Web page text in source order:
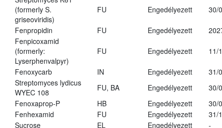
(formerly S.
griseoviridis)
FU Engedélyezett 30/
Fenpropidin FU Engedélyezett
Fenpicoxamid
(formerly:
Lyserphenvalpyr)
FU Engedélyezett 11/
Fenoxycarb IN Engedélyezett
31/
Streptomyces lydicus
WYEC 108
FU, BA Engedélyezett
30/
Fenoxaprop-P
HB Engedélyezett
30/
Fenhexamid
FU Engedélyezett
31/
Sucrose
EL Engedélyezett
-